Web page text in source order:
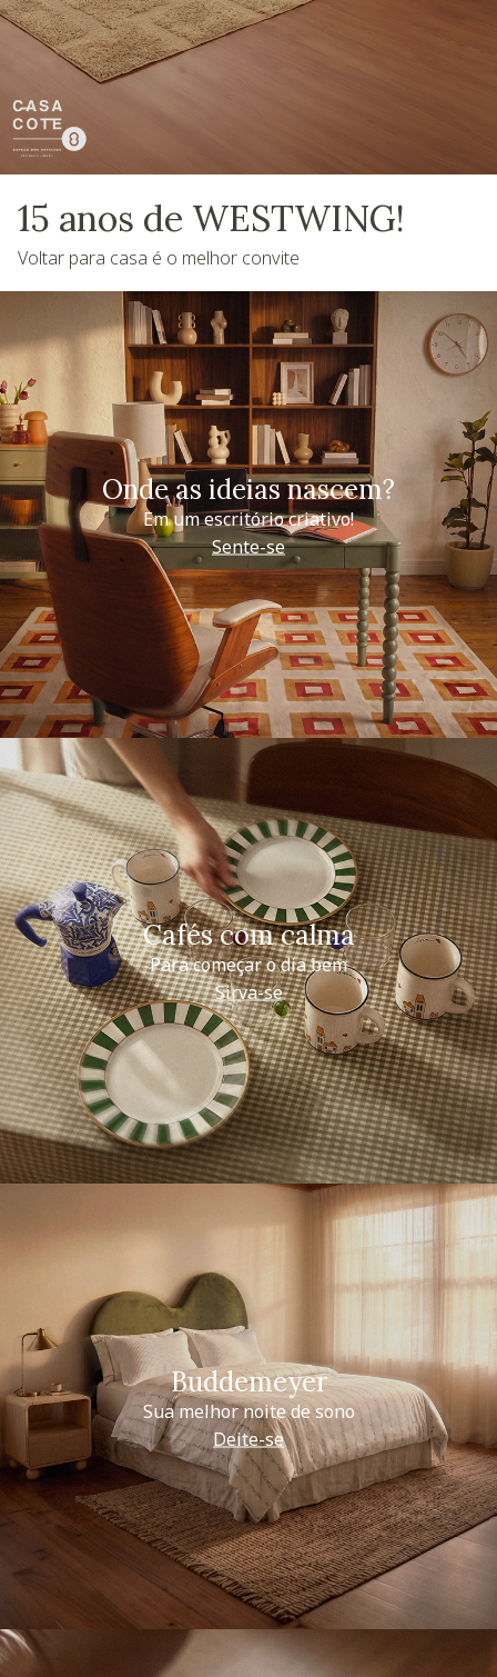
15 anos de WESTWING!
Voltar para casa é o melhor convite
Onde as ideias nascem?
Em um escritório criativo!
Sente-se
Cafés com calma
Para começar o dia bem
Sirva-se
Buddemeyer
Sua melhor noite de sono
Deite-se